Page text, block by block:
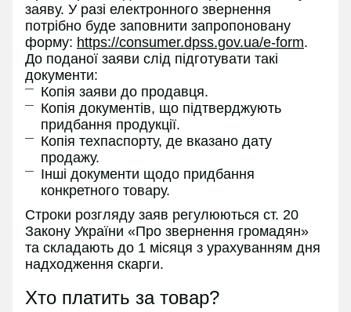
заяву. У разі електронного звернення
потрібно буде заповнити запропоновану
форму: https://consumer.dpss.gov.ua/e-form.
До поданої заяви слід підготувати такі
документи:
Копія заяви до продавця.
Копія документів, що підтверджують
придбання продукції.
Копія техпаспорту, де вказано дату
продажу.
Інші документи щодо придбання
конкретного товару.
Строки розгляду заяв регулюються ст. 20
Закону України «Про звернення громадян»
та складають до 1 місяця з урахуванням дня
надходження скарги.
Хто платить за товар?